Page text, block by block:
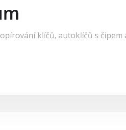
klíčů, autoklíčů s